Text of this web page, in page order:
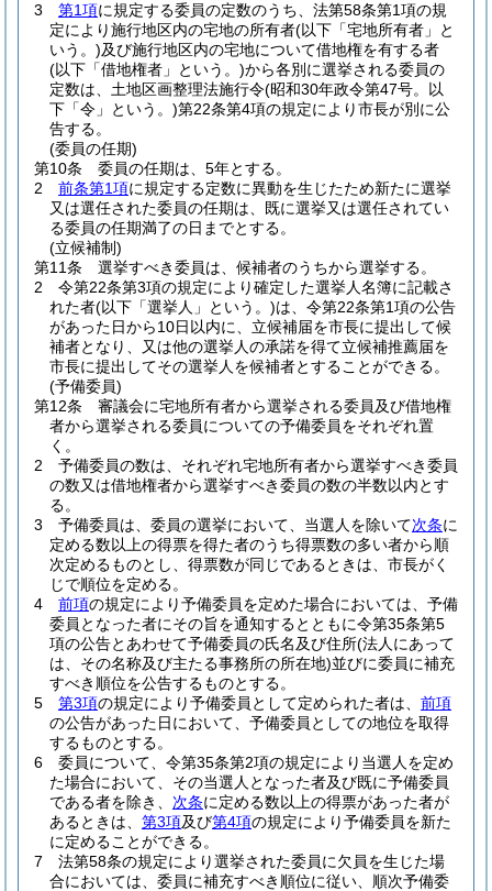
3
第1項に規定する委員の定数のうち、法第58条第1項の規
定により施行地区内の宅地の所有者(以下「宅地所有者」と
いう。)及び施行地区内の宅地について借地権を有する者
(以下「借地権者」という。)から各別に選挙される委員の
定数は、土地区画整理法施行令(昭和30年政令第47号。以
下「令」という。)第22条第4項の規定により市長が別に公
告する。
(委員の任期)
第10条
委員の任期は、5年とする。
2
前条第1項に規定する定数に異動を生じたため新たに選挙
又は選任された委員の任期は、既に選挙又は選任されてい
る委員の任期満了の日までとする。
(立候補制)
第11条
選挙すべき委員は、候補者のうちから選挙する。
2
令第22条第3項の規定により確定した選挙人名簿に記載さ
れた者(以下「選挙人」という。)は、令第22条第1項の公告
があった日から10日以内に、立候補届を市長に提出して候
補者となり、又は他の選挙人の承諾を得て立候補推薦届を
市長に提出してその選挙人を候補者とすることができる。
(予備委員)
第12条
審議会に宅地所有者から選挙される委員及び借地権
者から選挙される委員についての予備委員をそれぞれ置
く。
2
予備委員の数は、それぞれ宅地所有者から選挙すべき委員
の数又は借地権者から選挙すべき委員の数の半数以内とす
る。
3
予備委員は、委員の選挙において、当選人を除いて次条に
定める数以上の得票を得た者のうち得票数の多い者から順
次定めるものとし、得票数が同じであるときは、市長がく
じで順位を定める。
4
前項の規定により予備委員を定めた場合においては、予備
委員となった者にその旨を通知するとともに令第35条第5
項の公告とあわせて予備委員の氏名及び住所(法人にあって
は、その名称及び主たる事務所の所在地)並びに委員に補充
すべき順位を公告するものとする。
5
第3項の規定により予備委員として定められた者は、 前項
の公告があった日において、予備委員としての地位を取得
するものとする。
6
委員について、令第35条第2項の規定により当選人を定め
た場合において、その当選人となった者及び既に予備委員
である者を除き、 次条に定める数以上の得票があった者が
あるときは、 第3項及び第4項の規定により予備委員を新た
に定めることができる。
7
法第58条の規定により選挙された委員に欠員を生じた場
合においては、委員に補充すべき順位に従い、順次予備委